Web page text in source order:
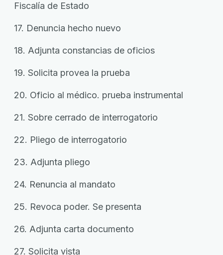
Fiscalía de Estado
17. Denuncia hecho nuevo
18. Adjunta constancias de oficios
19. Solicita provea la prueba
20. Oficio al médico. prueba instrumental
21. Sobre cerrado de interrogatorio
22. Pliego de interrogatorio
23. Adjunta pliego
24. Renuncia al mandato
25. Revoca poder. Se presenta
26. Adjunta carta documento
27. Solicita vista